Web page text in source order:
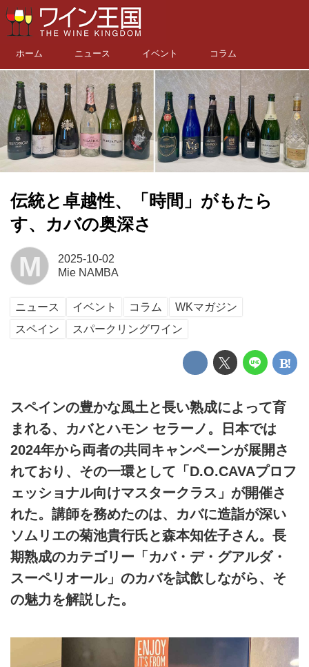
ホーム ニュース イベント コラム
伝統と卓越性、「時間」がもたら
す、カバの奥深さ
M
2025-10-02
Mie NAMBA
ニュース イベント コラム
WKマガジン
スペイン
スパークリングワイン
スペインの豊かな風土と長い熟成によって育
まれる、カバとハモン セラーノ。日本では
2024年から両者の共同キャンペーンが展開さ
れており、その一環として「D.O.CAVAプロフ
ェッショナル向けマスタークラス」が開催さ
れた。講師を務めたのは、カバに造詣が深い
ソムリエの菊池貴行氏と森本知佐子さん。長
期熟成のカテゴリー「カバ・デ・グアルダ・
スーペリオール」のカバを試飲しながら、そ
の魅力を解説した。